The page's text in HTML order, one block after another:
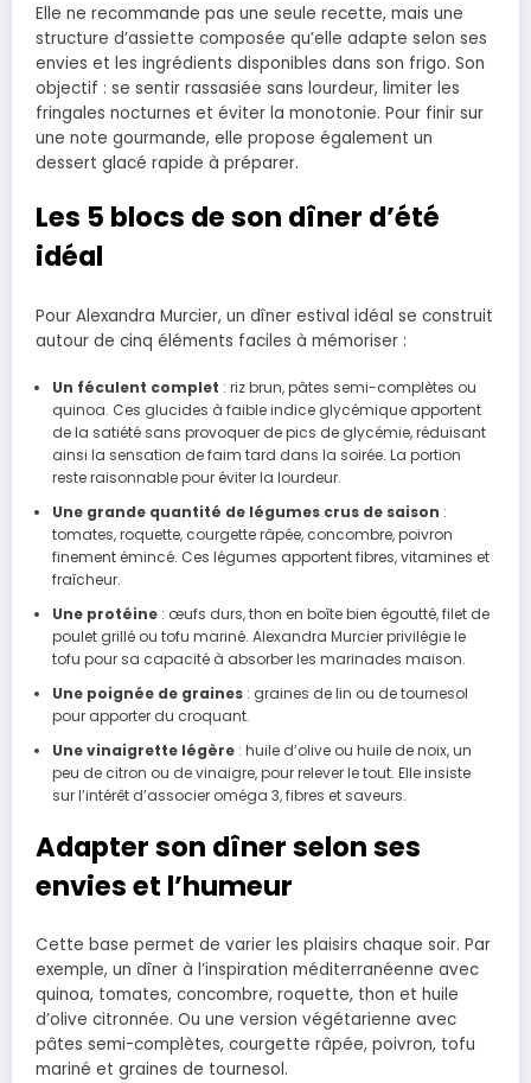
Elle ne recommande pas une seule recette, mais une
structure d’assiette composée qu’elle adapte selon ses
envies et les ingrédients disponibles dans son frigo. Son
objectif : se sentir rassasiée sans lourdeur, limiter les
fringales nocturnes et éviter la monotonie. Pour finir sur
une note gourmande, elle propose également un
dessert glacé rapide à préparer.
Les 5 blocs de son dîner d’été
idéal
Pour Alexandra Murcier, un dîner estival idéal se construit
autour de cinq éléments faciles à mémoriser :
Un féculent complet : riz brun, pâtes semi-complètes ou
quinoa. Ces glucides à faible indice glycémique apportent
de la satiété sans provoquer de pics de glycémie, réduisant
ainsi la sensation de faim tard dans la soirée. La portion
reste raisonnable pour éviter la lourdeur.
Une grande quantité de légumes crus de saison :
tomates, roquette, courgette râpée, concombre, poivron
finement émincé. Ces légumes apportent fibres, vitamines et
fraîcheur.
Une protéine: œufs durs, thon en boîte bien égoutté, filet de
poulet grillé ou tofu mariné. Alexandra Murcier privilégie le
tofu pour sa capacité à absorber les marinades maison.
Une poignée de graines: graines de lin ou de tournesol
pour apporter du croquant.
Une vinaigrette légère: huile d’olive ou huile de noix, un
peu de citron ou de vinaigre, pour relever le tout. Elle insiste
sur l’intérêt d’associer oméga 3, fibres et saveurs.
Adapter son dîner selon ses
envies et l’humeur
Cette base permet de varier les plaisirs chaque soir. Par
exemple, un dîner à l’inspiration méditerranéenne avec
quinoa, tomates, concombre, roquette, thon et huile
d’olive citronnée. Ou une version végétarienne avec
pâtes semi-complètes, courgette râpée, poivron, tofu
mariné et graines de tournesol.